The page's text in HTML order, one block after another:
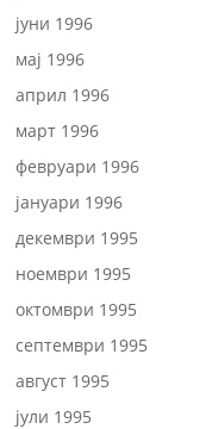
јуни 1996
мај 1996
април 1996
март 1996
февруари 1996
јануари 1996
декември 1995
ноември 1995
октомври 1995
септември 1995
август 1995
јули 1995